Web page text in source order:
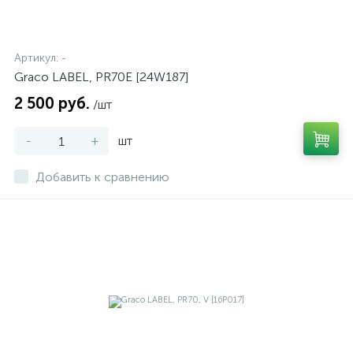
Артикул: -
Graco LABEL, PR70E [24W187]
2 500 руб. /шт
- + шт
Добавить к сравнению